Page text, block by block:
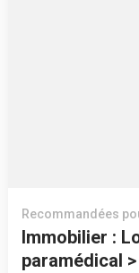
Recommandées
Immobilier :
paramédical >